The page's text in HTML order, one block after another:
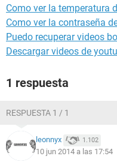
Como ver la temperatura
Como ver la contraseña
Puedo recuperar videos
Descargar videos de
1 respuesta
RESPUESTA 1 / 1
leonnyx 1.102
10 jun 2014 a las 17:54